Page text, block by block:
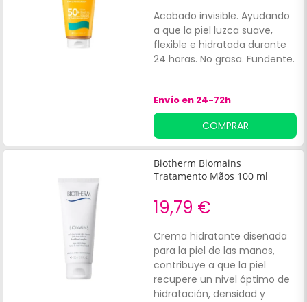
Acabado invisible. Ayudando
a que la piel luzca suave,
flexible e hidratada durante
24 horas. No grasa. Fundente.
Envío en 24-72h
COMPRAR
Biotherm Biomains
Tratamento Mãos 100 ml
19,79 €
Crema hidratante diseñada
para la piel de las manos,
contribuye a que la piel
recupere un nivel óptimo de
hidratación, densidad y